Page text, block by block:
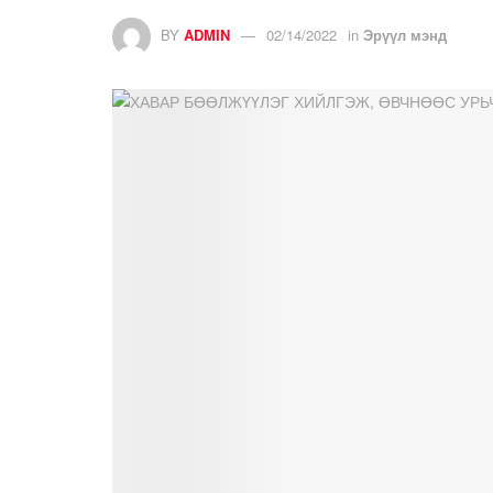
BY ADMIN 02/14/2022 in Эрүүл мэнд